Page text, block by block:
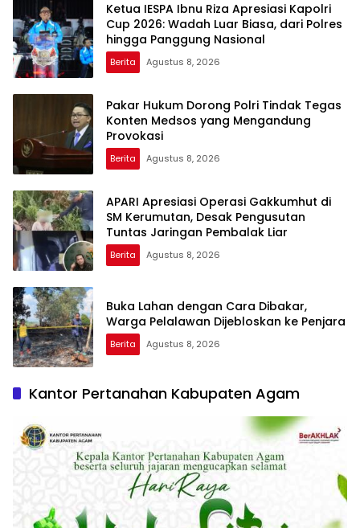
Ketua IESPA Ibnu Riza Apresiasi Kapolri
Cup 2026: Wadah Luar Biasa, dari Polres
hingga Panggung Nasional
Berita Agustus 8, 2026
Pakar Hukum Dorong Polri Tindak Tegas
Konten Medsos yang Mengandung
Provokasi
Berita Agustus 8, 2026
APARI Apresiasi Operasi Gakkumhut di
SM Kerumutan, Desak Pengusutan
Tuntas Jaringan Pembalak Liar
Berita Agustus 8, 2026
Buka Lahan dengan Cara Dibakar,
Warga Pelalawan Dijebloskan ke Penjara
Berita Agustus 8, 2026
Kantor Pertanahan Kabupaten Agam